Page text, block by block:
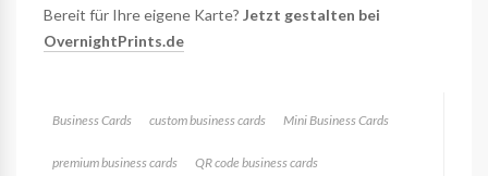
Bereit für Ihre eigene Karte? Jetzt gestalten bei
OvernightPrints.de
Business Cards custom business cards Mini Business Cards
premium business cards QR code business cards